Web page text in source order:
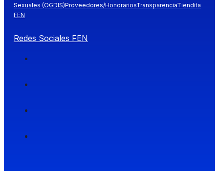
Sexuales (OGDIS)Proveedores/HonorariosTransparenciaTiendita
FEN
Redes Sociales FEN